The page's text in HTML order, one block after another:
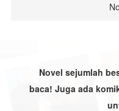
Novel sejumlah
baca! Juga ada